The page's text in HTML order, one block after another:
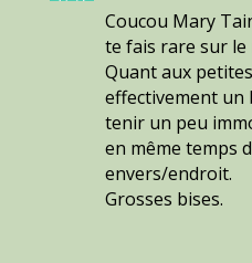
Coucou Mary
te fais rare sur le
Quant aux
effectivement un
tenir un peu
en même temps
envers/endroit.
Grosses bises.